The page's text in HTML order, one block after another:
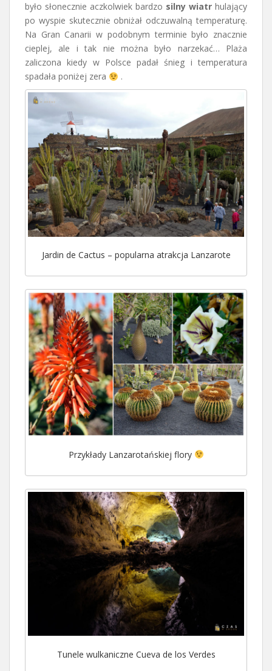
było słonecznie aczkolwiek bardzo silny wiatr hulający
po wyspie skutecznie obniżał odczuwalną temperaturę.
Na Gran Canarii w podobnym terminie było znacznie
cieplej, ale i tak nie można było narzekać… Plaża
zaliczona kiedy w Polsce padał śnieg i temperatura
spadała poniżej zera
.
Jardin de Cactus – popularna atrakcja Lanzarote
Przykłady Lanzarotańskiej flory
Tunele wulkaniczne Cueva de los Verdes